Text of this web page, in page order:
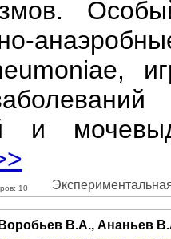
и
10
В.А., Ананьев